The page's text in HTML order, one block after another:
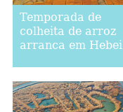
Temporada de
colheita de arroz
arranca em Hebei